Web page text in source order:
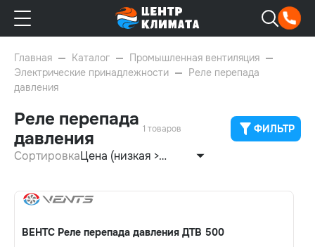
Главная Каталог
Промышленная вентиляция
Электрические принадлежности
Реле перепада
давления
Реле перепада
давления
1 товаров ФИЛЬТР
СортировкаЦена (низкая >
ВЕНТС Реле перепада давления ДТВ 500